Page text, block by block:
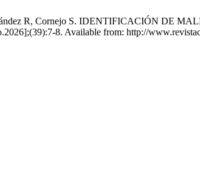
R, Cornejo S. IDENTIFICACIÓN DE
8. Available from: http://